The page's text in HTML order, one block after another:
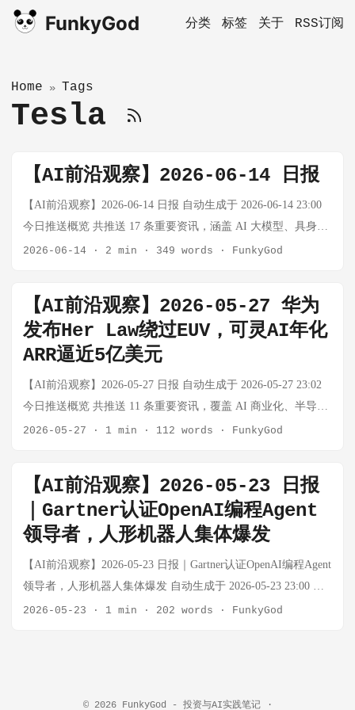
FunkyGod 分类 标签 关于 RSS订阅
Home » Tags
Tesla
【AI前沿观察】2026-06-14 日报
【AI前沿观察】2026-06-14 日报 自动生成于 2026-06-14 23:00
今日推送概览 共推送 17 条重要资讯，涵盖 AI 大模型、具身智
能、开源生态、中国 AI 云战场以及 Elon Musk 帝国五大主线。
克，首日市值突破 2 万亿美元，超额认购近 4 倍，需求高达
2500 亿美元。4400 名 SpaceX 员工因此成为百万富翁。Elon
Musk 凭借 SpaceX 持仓正式成为全球首位万亿富翁。 思考：
SpaceX 的 IPO 规模远超 Amazon 的历史峰值，标志着太空算力
基础设施正式进入资本市场。Musk 帝国的核心已从 Tesla 转向
部署 42 辆无人 Robotaxi，而 Waymo 同期达 577 辆，百事可乐
已运营 41 辆完全无人驾驶卡车。FSD v15 重写导致 20 辆测试
车队地图数据被掩盖，Tesla 承诺一再跳票。Tesla 股价 2026 年
已下跌 11%，是 Musk 帝国中表现最弱的资产。 思考：FSD 的
问题不是工程能力，而是 Tesla 的路线傲慢——坚持"端到端"路
线而非 Waymo 的高精地图 + 传感器融合。当技术路线被市场证
伪，股价下跌就是必然。Tesla Robotaxi 的失败本质上是路线固
Claude 模型的监管打压行动。这是一场围绕 AI 监管的权力博
2026-06-14 · 2 min · 349 words · FunkyGod
【AI前沿观察】2026-05-27 华为
发布Her Law绕过EUV，可灵AI年化
ARR逼近5亿美元
【AI前沿观察】2026-05-27 日报 自动生成于 2026-05-27 23:02
今日推送概览 共推送 11 条重要资讯，覆盖 AI 商业化、半导体
制造突破、自动驾驶、AI 基础设施、AI 政策等多个维度。今日
碑。 AI 领域 快手Q1财报：可灵AI收入大增300%，年化ARR逼
近5亿美元 事实：快手2026年Q1营收337.2亿元，同比增长3%。
最大亮点来自可灵AI——单季收入突破6.5亿元，同比暴增
300%，年化ARR逼近5亿美元。不过AI投入也拖累了利润端，
经调整净利润下滑26.3%，毛利率降至51.2%。 思考：可灵AI是
33% 事实：Google I/O 大会后推出的搜索框AI改造遭遇大量负
2026-05-27 · 1 min · 112 words · FunkyGod
【AI前沿观察】2026-05-23 日报
｜Gartner认证OpenAI编程Agent
领导者，人形机器人集体爆发
【AI前沿观察】2026-05-23 日报｜Gartner认证OpenAI编程Agent
领导者，人形机器人集体爆发 自动生成于 2026-05-23 23:00 📊
今日推送概览 共推送 6 条 重要资讯，涵盖 AI 编程 Agent、人
2026-05-23 · 1 min · 202 words · FunkyGod
© 2026 FunkyGod - 投资与AI实践笔记 ·